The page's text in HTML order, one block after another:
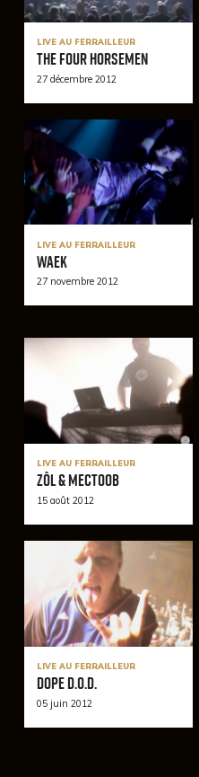
LIVE AU FERRAILLEUR
The Four Horsemen
27 décembre 2012
LIVE AU FERRAILLEUR
Waek
27 novembre 2012
LIVE AU FERRAILLEUR
Zôl & Mectoob
15 août 2012
LIVE AU FERRAILLEUR
Dope D.O.D.
05 juin 2012